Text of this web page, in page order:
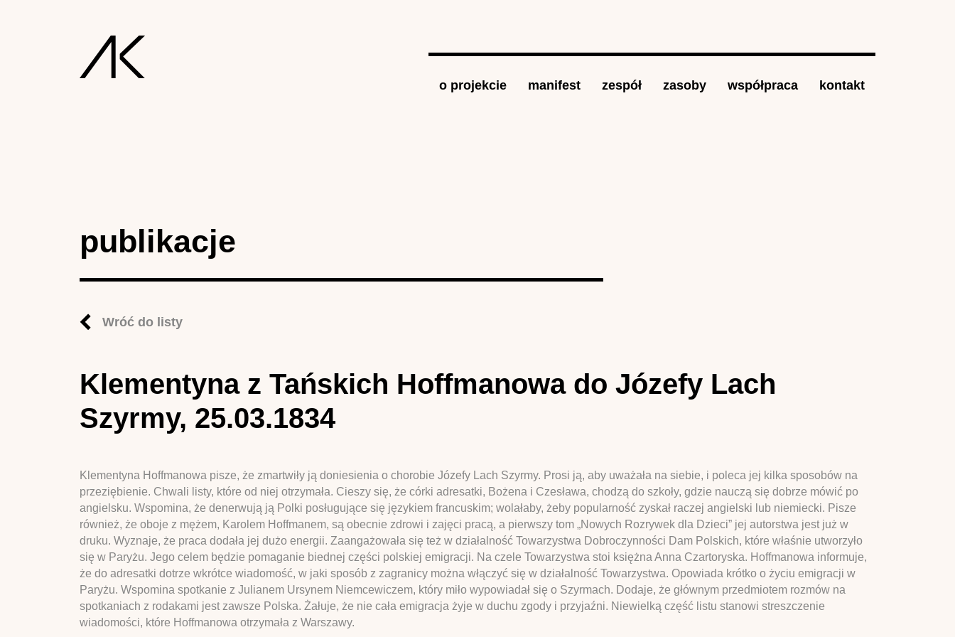
o projekcie manifest zespół zasoby współpraca kontakt
publikacje
Wróć do listy
Klementyna z Tańskich Hoffmanowa do Józefy Lach
Szyrmy, 25.03.1834
Klementyna Hoffmanowa pisze, że zmartwiły ją doniesienia o chorobie Józefy Lach Szyrmy. Prosi ją, aby uważała na siebie, i poleca jej kilka sposobów na
przeziębienie. Chwali listy, które od niej otrzymała. Cieszy się, że córki adresatki, Bożena i Czesława, chodzą do szkoły, gdzie nauczą się dobrze mówić po
angielsku. Wspomina, że denerwują ją Polki posługujące się językiem francuskim; wolałaby, żeby popularność zyskał raczej angielski lub niemiecki. Pisze
również, że oboje z mężem, Karolem Hoffmanem, są obecnie zdrowi i zajęci pracą, a pierwszy tom „Nowych Rozrywek dla Dzieci” jej autorstwa jest już w
druku. Wyznaje, że praca dodała jej dużo energii. Zaangażowała się też w działalność Towarzystwa Dobroczynności Dam Polskich, które właśnie utworzyło
się w Paryżu. Jego celem będzie pomaganie biednej części polskiej emigracji. Na czele Towarzystwa stoi księżna Anna Czartoryska. Hoffmanowa informuje,
że do adresatki dotrze wkrótce wiadomość, w jaki sposób z zagranicy można włączyć się w działalność Towarzystwa. Opowiada krótko o życiu emigracji w
Paryżu. Wspomina spotkanie z Julianem Ursynem Niemcewiczem, który miło wypowiadał się o Szyrmach. Dodaje, że głównym przedmiotem rozmów na
spotkaniach z rodakami jest zawsze Polska. Żałuje, że nie cała emigracja żyje w duchu zgody i przyjaźni. Niewielką część listu stanowi streszczenie
wiadomości, które Hoffmanowa otrzymała z Warszawy.